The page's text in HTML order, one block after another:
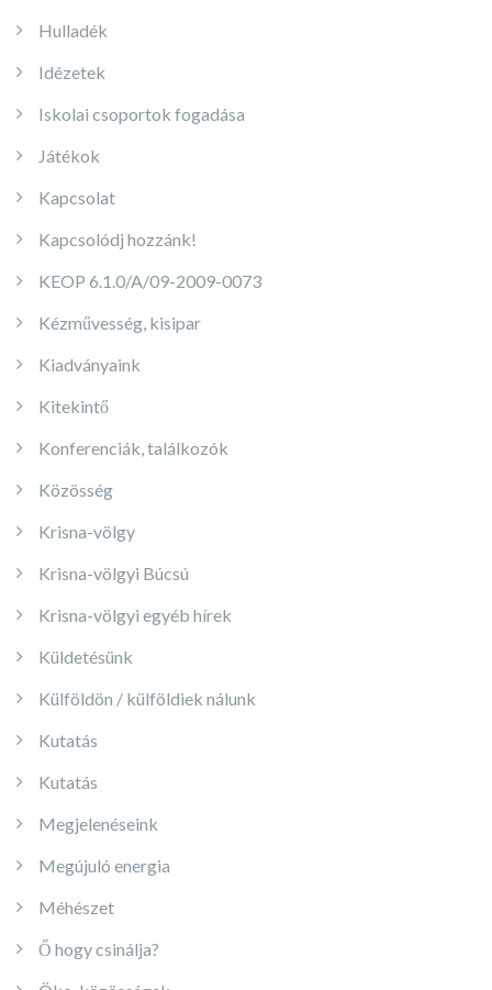
Hulladék
Idézetek
Iskolai csoportok fogadása
Játékok
Kapcsolat
Kapcsolódj hozzánk!
KEOP 6.1.0/A/09-2009-0073
Kézművesség, kisipar
Kiadványaink
Kitekintő
Konferenciák, találkozók
Közösség
Krisna-völgy
Krisna-völgyi Búcsú
Krisna-völgyi egyéb hírek
Küldetésünk
Külföldön / külföldiek nálunk
Kutatás
Kutatás
Megjelenéseink
Megújuló energia
Méhészet
Ő hogy csinálja?